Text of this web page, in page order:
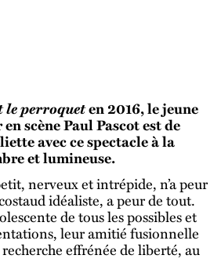
le perroqueten 2016, le jeune
scène Paul Pascot est de
avec ce spectacle à la
et lumineuse.
nerveux et intrépide, n’a peur
idéaliste, a peur de tout.
de tous les possibles et
leur amitié fusionnelle
effrénée de liberté, au